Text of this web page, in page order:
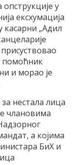
опструкције у
ексхумација
касарни „Адил
помоћник
и морао је
нестала лица
члановима
а којима
БиХ и